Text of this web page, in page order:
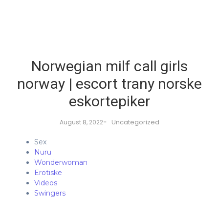
Norwegian milf call girls
norway | escort trany norske
eskortepiker
August 8, 2022- Uncategorized
Sex
Nuru
Wonderwoman
Erotiske
Videos
Swingers